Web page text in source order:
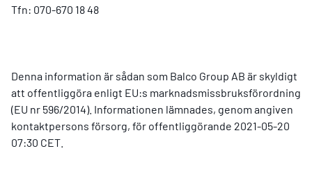
Tfn: 070-670 18 48
Denna information är sådan som Balco Group AB är skyldigt
att offentliggöra enligt EU:s marknadsmissbruksförordning
(EU nr 596/2014). Informationen lämnades, genom angiven
kontaktpersons försorg, för offentliggörande 2021-05-20
07:30 CET.